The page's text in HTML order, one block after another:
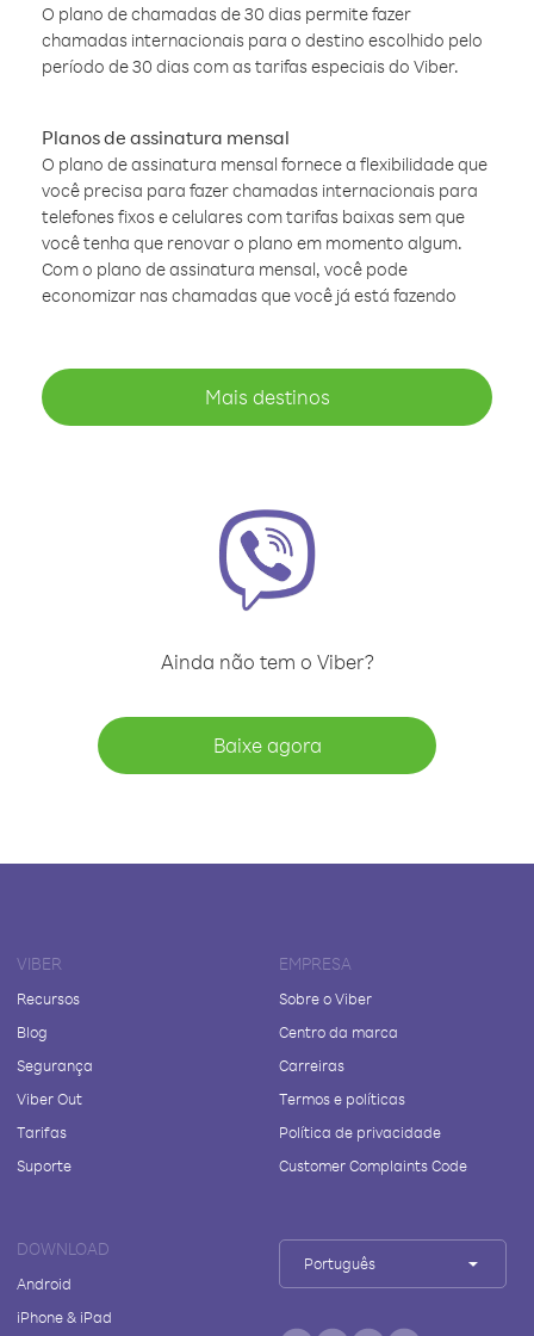
O plano de chamadas de 30 dias permite fazer
chamadas internacionais para o destino escolhido pelo
período de 30 dias com as tarifas especiais do Viber.
Planos de assinatura mensal
O plano de assinatura mensal fornece a flexibilidade que
você precisa para fazer chamadas internacionais para
telefones fixos e celulares com tarifas baixas sem que
você tenha que renovar o plano em momento algum.
Com o plano de assinatura mensal, você pode
economizar nas chamadas que você já está fazendo
Mais destinos
Ainda não tem o Viber?
Baixe agora
VIBER
Recursos
Blog
Segurança
Viber Out
Tarifas
Suporte
EMPRESA
Sobre o Viber
Centro da marca
Carreiras
Termos e políticas
Política de privacidade
Customer Complaints Code
DOWNLOAD
Android
iPhone & iPad
Português